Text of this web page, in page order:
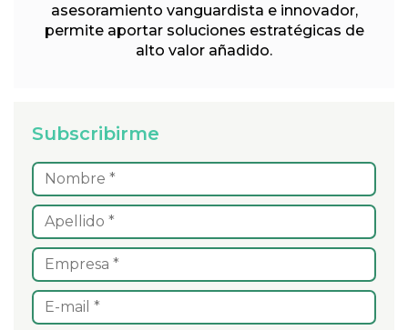
asesoramiento vanguardista e innovador,
permite aportar soluciones estratégicas de
alto valor añadido.
Subscribirme